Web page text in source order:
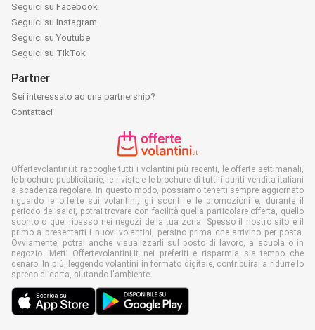
Seguici su Facebook
Seguici su Instagram
Seguici su Youtube
Seguici su TikTok
Partner
Sei interessato ad una partnership?
Contattaci
Offertevolantini.it raccoglie tutti i volantini più recenti, le offerte settimanali,
le brochure pubblicitarie, le riviste e le brochure di tutti i punti vendita italiani
a scadenza regolare. In questo modo, possiamo tenerti sempre aggiornato
riguardo le offerte sui volantini, gli sconti e le promozioni e, durante il
periodo dei saldi, potrai trovare con facilità quella particolare offerta, quello
sconto o quel ribasso nei negozi della tua zona. Spesso il nostro sito è il
primo a presentarti i nuovi volantini, persino prima che arrivino per posta.
Ovviamente, potrai anche visualizzarli sul posto di lavoro, a scuola o in
negozio. Metti Offertevolantini.it nei preferiti e risparmia sia tempo che
denaro. In più, leggendo volantini in formato digitale, contribuirai a ridurre lo
spreco di carta, aiutando l'ambiente.